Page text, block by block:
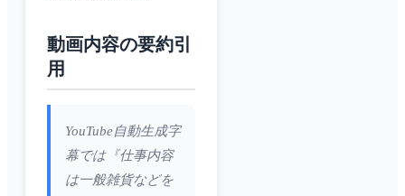
動画内容の要約引
用
YouTube自動生成字
幕では『仕事内容
は一般雑貨などを